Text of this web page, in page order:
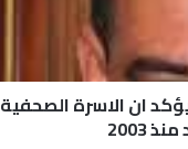
ان الاسرة الصحفية